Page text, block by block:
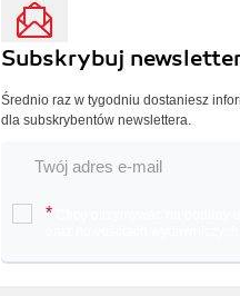
Subskrybuj
Średnio raz w tygodniu dostaniesz
dla subskrybentów newslettera.
*